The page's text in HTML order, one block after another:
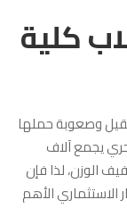
كلية
وصعوبة حملها
يجمع آلاف
الوزن، لذا فإن
الاستثماري الأهم